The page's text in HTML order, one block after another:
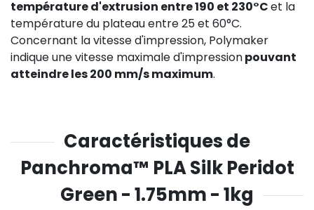
température d'extrusion entre 190 et 230°Cet la
température du plateau entre 25 et 60°C.
Concernant la vitesse d'impression, Polymaker
indique une vitesse maximale d'impressionpouvant
atteindre les 200 mm/s maximum.
Caractéristiques de
Panchroma™ PLA Silk Peridot
Green - 1.75mm - 1kg